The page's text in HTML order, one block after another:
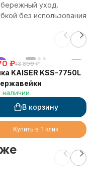
уход.
без использования
₽13 800 ₽
KAISER KSS-7750L
наличии
В корзину
Купить в 1 клик